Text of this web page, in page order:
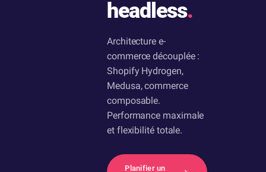
headless.
Architecture e-
commerce découplée :
Shopify Hydrogen,
Medusa, commerce
composable.
Performance maximale
et flexibilité totale.
Planifier un